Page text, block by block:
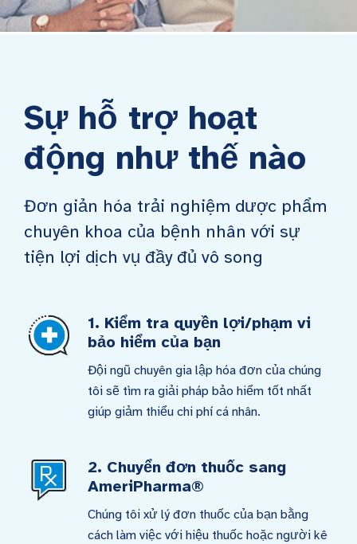
Sự hỗ trợ hoạt
động như thế nào
Đơn giản hóa trải nghiệm dược phẩm
chuyên khoa của bệnh nhân với sự
tiện lợi dịch vụ đầy đủ vô song
1. Kiểm tra quyền lợi/phạm vi
bảo hiểm của bạn
Đội ngũ chuyên gia lập hóa đơn của chúng
tôi sẽ tìm ra giải pháp bảo hiểm tốt nhất
giúp giảm thiểu chi phí cá nhân.
2. Chuyển đơn thuốc sang
AmeriPharma®
Chúng tôi xử lý đơn thuốc của bạn bằng
cách làm việc với hiệu thuốc hoặc người kê